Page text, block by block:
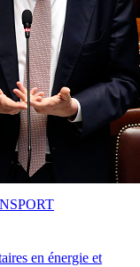
en énergie et